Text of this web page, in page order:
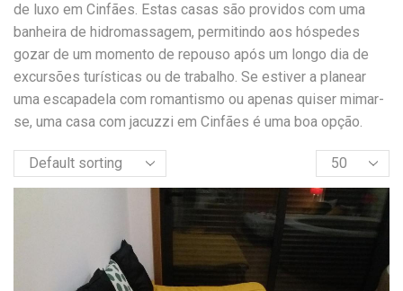
de luxo em Cinfães. Estas casas são providos com uma
banheira de hidromassagem, permitindo aos hóspedes
gozar de um momento de repouso após um longo dia de
excursões turísticas ou de trabalho. Se estiver a planear
uma escapadela com romantismo ou apenas quiser mimar-
se, uma casa com jacuzzi em Cinfães é uma boa opção.